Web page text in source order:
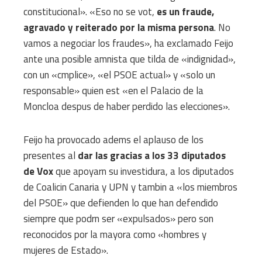
constitucional». «Eso no se vot, es un fraude,
agravado y reiterado por la misma persona. No
vamos a negociar los fraudes», ha exclamado Feijo
ante una posible amnista que tilda de «indignidad»,
con un «cmplice», «el PSOE actual» y «solo un
responsable» quien est «en el Palacio de la
Moncloa despus de haber perdido las elecciones».
Feijo ha provocado adems el aplauso de los
presentes al dar las gracias a los 33 diputados
de Voxque apoyarn su investidura, a los diputados
de Coalicin Canaria y UPN y tambin a «los miembros
del PSOE» que defienden lo que han defendido
siempre que podrn ser «expulsados» pero son
reconocidos por la mayora como «hombres y
mujeres de Estado».